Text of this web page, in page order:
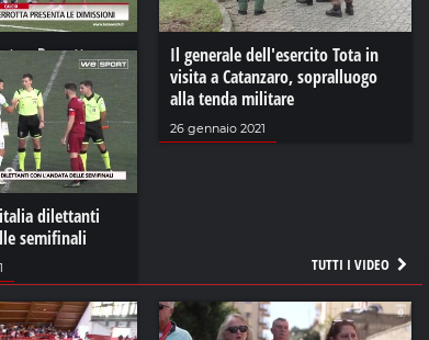
Perrotta
Il generale dell'esercito Tota in
visita a Catanzaro, sopralluogo
alla tenda militare
26 gennaio 2021
dilettanti
semifinali
TUTTI I VIDEO